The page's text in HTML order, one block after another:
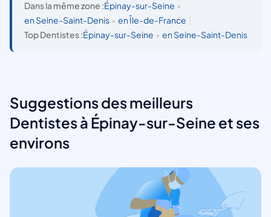
Dans la même zone :Épinay-sur-Seine •
en Seine-Saint-Denis • en Île-de-France
Top Dentistes :Épinay-sur-Seine • en Seine-Saint-Denis
Suggestions des meilleurs
Dentistes à Épinay-sur-Seine et ses
environs